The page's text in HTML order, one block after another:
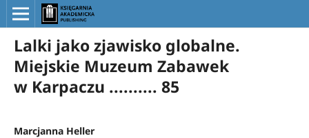
Lalki jako zjawisko globalne.
Miejskie Muzeum Zabawek
w Karpaczu .......... 85
Marcjanna Heller